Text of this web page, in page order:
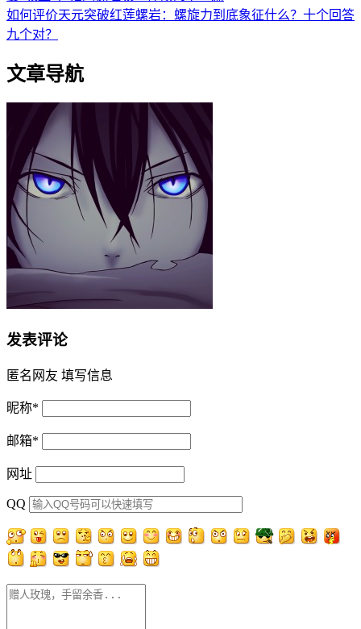
如何评价天元突破红莲螺岩：螺旋力到底象征什么？十个回答
九个对？
文章导航
发表评论
匿名网友 填写信息
昵称*
邮箱*
网址
QQ